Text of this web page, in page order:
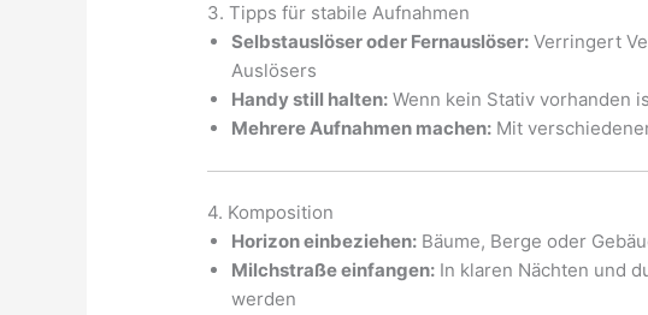
3. Tipps für stabile Aufnahmen
Selbstauslöser oder Fernauslöser: Verringert
Auslösers
Handy still halten: Wenn kein Stativ vorhanden
Mehrere Aufnahmen machen: Mit
4. Komposition
Horizon einbeziehen: Bäume, Berge oder
Milchstraße einfangen: In klaren Nächten und
werden